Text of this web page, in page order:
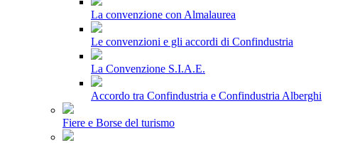
La convenzione con Almalaurea
Le convenzioni e gli accordi di Confindustria
La Convenzione S.I.A.E.
Accordo tra Confindustria e Confindustria Alberghi
Fiere e Borse del turismo